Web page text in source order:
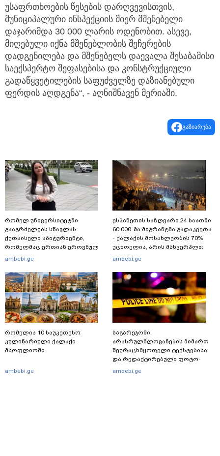
უსაფრთხოების წესების დარღვევისთვის,
მუნიციპალური ინსპექციის მიერ მშენებელი
დაჯარიმდა 30 000 ლარის ოდენობით. ასევე,
მიღებული იქნა მშენებლობის შეჩერების
დადგენილება და მშენებელს დაევალა შესაბამისი
საექსპერტო შეფასებისა და კონსტრუქციული
გადაწყვეტილების საფუძველზე დაზიანებული
ფერდის აღდგენა“, - აღნიშნავენ მერიაში.
გაზიარება
რომელ უნივერსიტეტში
გააგრძელებს სწავლას
ქუთაისელი აბიტურიენტი,
რომელმაც ერთიან ეროვნულ
გამოცდებზე, ყველა საგანში
ambebi.ge
რომელია 10 საუკეთესო
კულინარიული ქალაქი
მსოფლიოში
ambebi.ge
ესპანეთის საზღვარი 24 საათში
60 000-მა მიგრანტმა გადაკვეთა
- ქალაქის მოსახლეობის 70%
უცხოელია, არის მსხვერპლი:
ბოლო ცნობები სეუტადან,
გასვლის ეშინიათ
ambebi.ge
საგარეჯოში,
არასრულწლოვანების მიმართ
შეურაცხმყოფელი ტექსტებისა
და რედაქტირებული ფოტო-
ვიდეომასალის გავრცელების
ambebi.ge